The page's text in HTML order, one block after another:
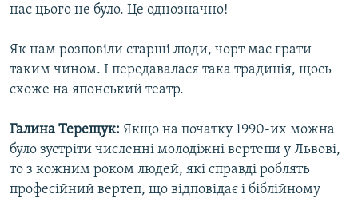
нас цього не було. Це однозначно!
Як нам розповіли старші люди, чорт має грати
таким чином. І передавалася така традиція, щось
схоже на японський театр.
Галина Терещук: Якщо на початку 1990-их можна
було зустріти численні молодіжні вертепи у Львові,
то з кожним роком людей, які справді роблять
професійний вертеп, що відповідає і біблійному